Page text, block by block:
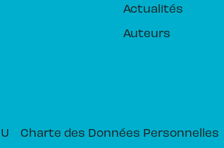
Actualités
Auteurs
Charte des Données Personnelles